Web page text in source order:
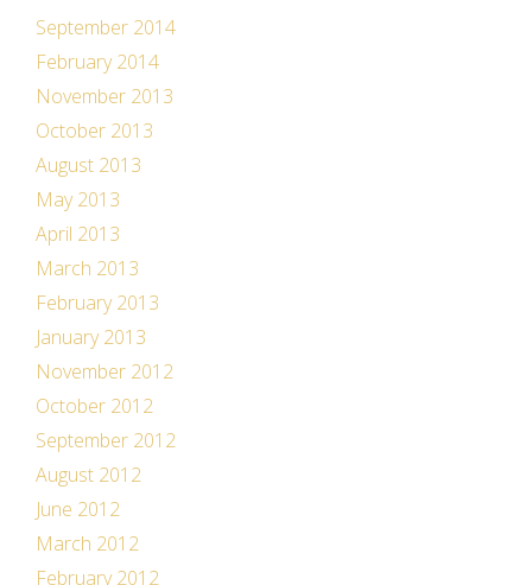
September 2014
February 2014
November 2013
October 2013
August 2013
May 2013
April 2013
March 2013
February 2013
January 2013
November 2012
October 2012
September 2012
August 2012
June 2012
March 2012
February 2012